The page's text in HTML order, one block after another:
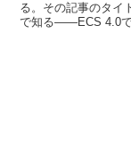
る。その記事のタ
で知る――ECS 4.0